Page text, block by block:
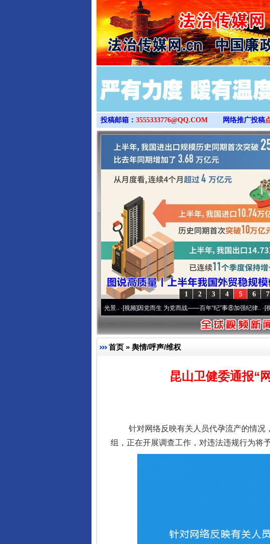
>
投稿邮箱： 3555333776@QQ.COM 网络推广投稿
7
6
5
4
3
2
1
·[视频]因党而生 为党而战——百年“纪”事⑧加强纪律..·[视频]牢记初
首页 » 舆情/呼声/维权
昆山卫健委通报“
针对网络反映有关人员代孕流产的情况，
组，正在开展调查工作，对违法违规行为将